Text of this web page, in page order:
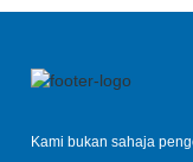
Kami bukan sahaja